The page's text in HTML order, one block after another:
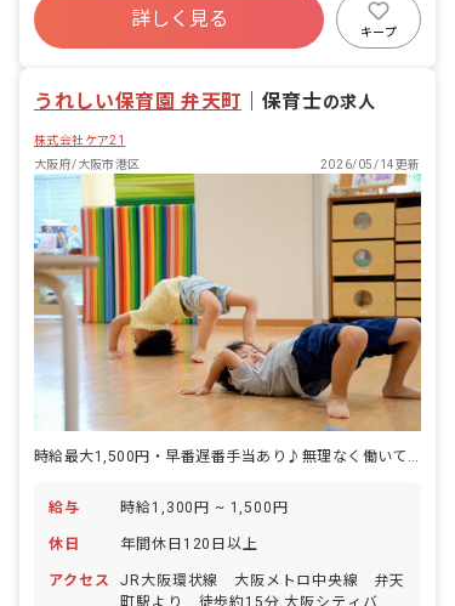
の子どもたちへのオリジナルの教育プロ
グラムも導入している保育園になりま
す。 ケア21の「人を大事にし、人を育
一緒に学び、成長し、喜び合える環境の
寮・住宅・家賃補助あり
社会保険完備
詳しく見る
キープ
うれしい保育園 弁天町 保育士の求人
株式会社ケア21
大阪府/大阪市港区
2026/05/14更新
時給最大1,500円・早番遅番手当あり♪無理なく働いて笑顔の毎日を◎
給与 時給1,300円 ~ 1,500円
休日 年間休日120日以上
アクセス
JR大阪環状線 大阪メトロ中央線 弁天